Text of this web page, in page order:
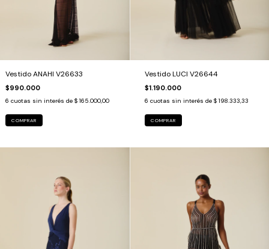
Vestido ANAHI V26633
$990.000
6 cuotas sin interés de $ 165.000,00
COMPRAR
Vestido LUCI V26644
$1.190.000
6 cuotas sin interés de $ 198.333,33
COMPRAR